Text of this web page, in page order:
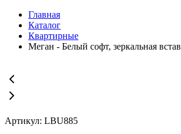
Главная
Каталог
Квартирные
Меган - Белый софт, зеркальная
Артикул: LBU885